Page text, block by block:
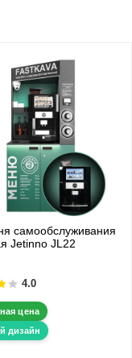
самообслуживания
Jetinno JL22
4.0
цена
дизайн